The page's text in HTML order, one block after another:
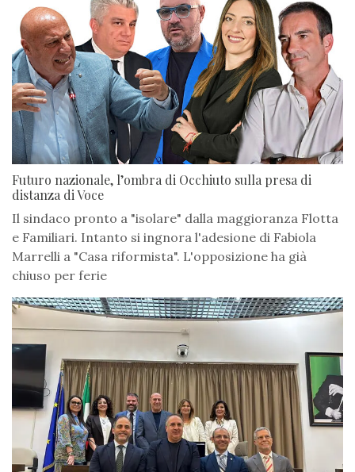
Futuro nazionale, l’ombra di Occhiuto sulla presa di
distanza di Voce
Il sindaco pronto a "isolare" dalla maggioranza Flotta
e Familiari. Intanto si ingnora l'adesione di Fabiola
Marrelli a "Casa riformista". L'opposizione ha già
chiuso per ferie